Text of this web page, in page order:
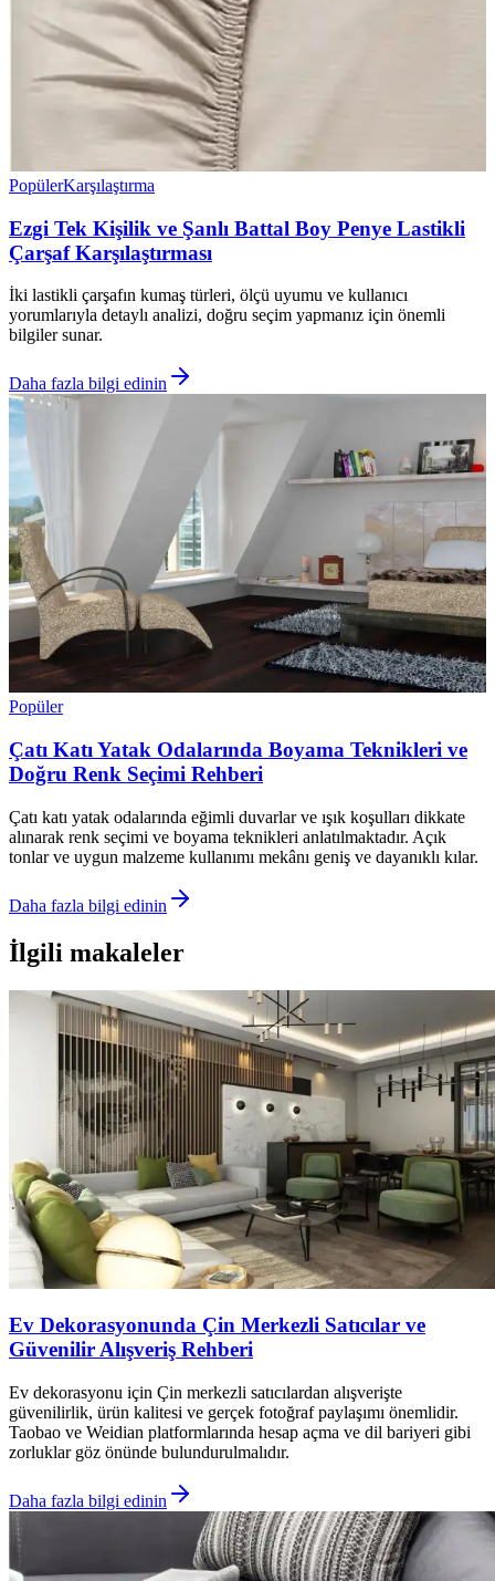
PopülerKarşılaştırma
Ezgi Tek Kişilik ve Şanlı Battal Boy Penye Lastikli
Çarşaf Karşılaştırması
İki lastikli çarşafın kumaş türleri, ölçü uyumu ve kullanıcı
yorumlarıyla detaylı analizi, doğru seçim yapmanız için önemli
bilgiler sunar.
Daha fazla bilgi edinin
Popüler
Çatı Katı Yatak Odalarında Boyama Teknikleri ve
Doğru Renk Seçimi Rehberi
Çatı katı yatak odalarında eğimli duvarlar ve ışık koşulları dikkate
alınarak renk seçimi ve boyama teknikleri anlatılmaktadır. Açık
tonlar ve uygun malzeme kullanımı mekânı geniş ve dayanıklı kılar.
Daha fazla bilgi edinin
İlgili makaleler
Ev Dekorasyonunda Çin Merkezli Satıcılar ve
Güvenilir Alışveriş Rehberi
Ev dekorasyonu için Çin merkezli satıcılardan alışverişte
güvenilirlik, ürün kalitesi ve gerçek fotoğraf paylaşımı önemlidir.
Taobao ve Weidian platformlarında hesap açma ve dil bariyeri gibi
zorluklar göz önünde bulundurulmalıdır.
Daha fazla bilgi edinin